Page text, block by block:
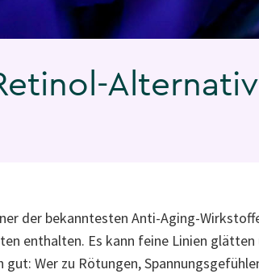
der bekanntesten Anti-Aging-
enthalten. Es kann feine Linien
gut: Wer zu Rötungen,